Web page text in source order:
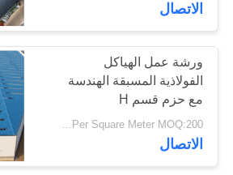
خريطة
الموقع
PRIVACY
POLICY
المباني الجاهزة
الصلب الإطار
29
الاتصال
ورشة عمل الهياكل
الفولاذية المسبقة الهندسة
مع حزم قسم H
USD25-USD45 Per Square Meter MOQ:200 مترا مربعا
الاتصال